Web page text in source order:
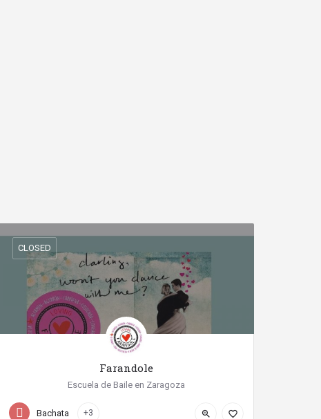
Farandole
Escuela de Baile en Zaragoza
CLOSED
Bachata +3 zoom_in favorite_border